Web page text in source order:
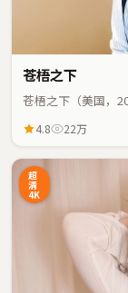
苍梧之下
苍梧之下（美国，
4.8 22万
超
清
4K